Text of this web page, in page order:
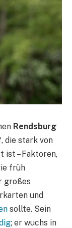
Rendsburg
die stark von
ist – Faktoren,
früh
großes
und
sollte. Sein
; er wuchs in